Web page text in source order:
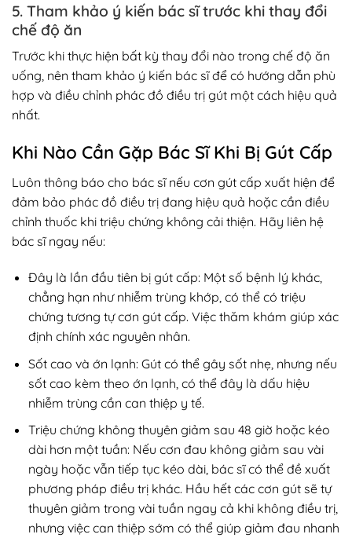
5. Tham khảo ý kiến bác sĩ trước khi thay đổi
chế độ ăn
Trước khi thực hiện bất kỳ thay đổi nào trong chế độ ăn
uống, nên tham khảo ý kiến bác sĩ để có hướng dẫn phù
hợp và điều chỉnh phác đồ điều trị gút một cách hiệu quả
nhất.
Khi Nào Cần Gặp Bác Sĩ Khi Bị Gút Cấp
Luôn thông báo cho bác sĩ nếu cơn gút cấp xuất hiện để
đảm bảo phác đồ điều trị đang hiệu quả hoặc cần điều
chỉnh thuốc khi triệu chứng không cải thiện. Hãy liên hệ
bác sĩ ngay nếu:
Đây là lần đầu tiên bị gút cấp: Một số bệnh lý khác,
chẳng hạn như nhiễm trùng khớp, có thể có triệu
chứng tương tự cơn gút cấp. Việc thăm khám giúp xác
định chính xác nguyên nhân.
Sốt cao và ớn lạnh: Gút có thể gây sốt nhẹ, nhưng nếu
sốt cao kèm theo ớn lạnh, có thể đây là dấu hiệu
nhiễm trùng cần can thiệp y tế.
Triệu chứng không thuyên giảm sau 48 giờ hoặc kéo
dài hơn một tuần: Nếu cơn đau không giảm sau vài
ngày hoặc vẫn tiếp tục kéo dài, bác sĩ có thể đề xuất
phương pháp điều trị khác. Hầu hết các cơn gút sẽ tự
thuyên giảm trong vài tuần ngay cả khi không điều trị,
nhưng việc can thiệp sớm có thể giúp giảm đau nhanh